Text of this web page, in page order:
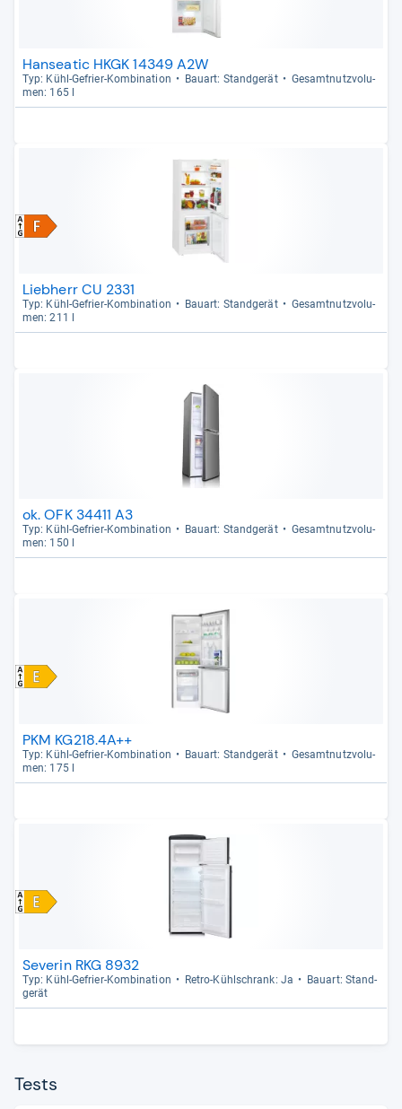
Hanseatic HKGK 14349 A2W
Typ: Kühl-​Gefrier-​Kom­bi­na­tion Bau­art: Stand­ge­rät
Gesamt­nutz­vo­lu­
men: 165 l
Liebherr CU 2331
Typ: Kühl-​Gefrier-​Kom­bi­na­tion Bau­art: Stand­ge­rät
Gesamt­nutz­vo­lu­
men: 211 l
ok. OFK 34411 A3
Typ: Kühl-​Gefrier-​Kom­bi­na­tion Bau­art: Stand­ge­rät
Gesamt­nutz­vo­lu­
men: 150 l
PKM KG218.4A++
Typ: Kühl-​Gefrier-​Kom­bi­na­tion Bau­art: Stand­ge­rät
Gesamt­nutz­vo­lu­
men: 175 l
Severin RKG 8932
Typ: Kühl-​Gefrier-​Kom­bi­na­tion Retro-​Kühl­schrank: Ja
Bau­art: Stand­
ge­rät
Tests